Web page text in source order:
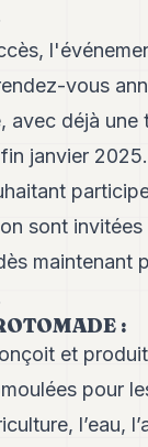
vous
avec déjà une
janvier
sont
maintenant
:
et
pour
l’eau,